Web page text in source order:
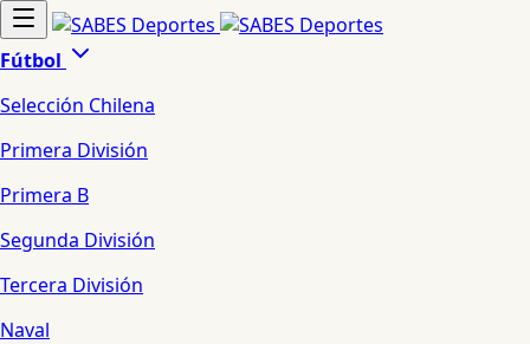
Fútbol
Selección Chilena
Primera División
Primera B
Segunda División
Tercera División
Naval